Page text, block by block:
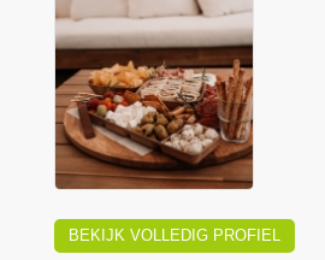
BEKIJK VOLLEDIG PROFIEL